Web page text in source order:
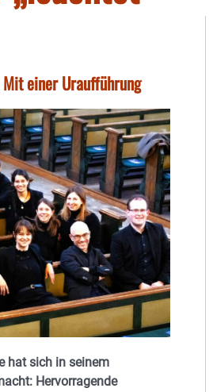
einer Uraufführung
hat sich in seinem
Hervorragende